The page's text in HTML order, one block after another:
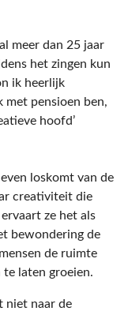
meer dan 25 jaar
het zingen kun
ik heerlijk
met pensioen ben,
hoofd’
loskomt van de
creativiteit die
ze het als
bewondering de
de ruimte
laten groeien.
niet naar de